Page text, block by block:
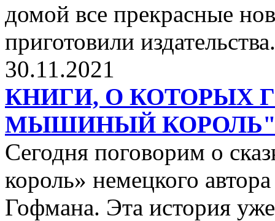
домой все прекрасные
приготовили издательства.
30.11.2021
КНИГИ, О КОТОРЫХ
МЫШИНЫЙ
Сегодня поговорим о
король» немецкого
Гофмана. Эта история